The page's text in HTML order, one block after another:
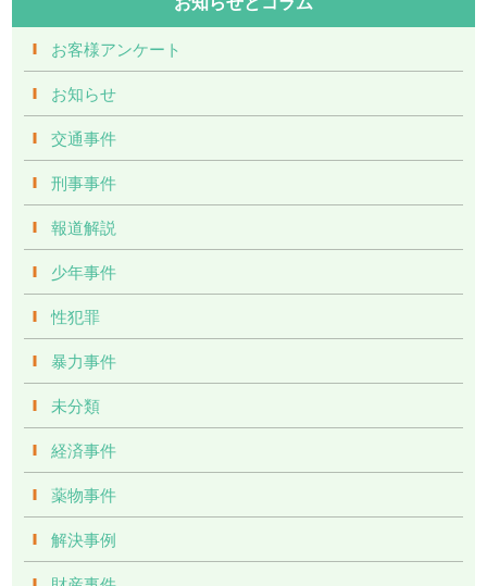
お客様アンケート
お知らせ
交通事件
刑事事件
報道解説
少年事件
性犯罪
暴力事件
未分類
経済事件
薬物事件
解決事例